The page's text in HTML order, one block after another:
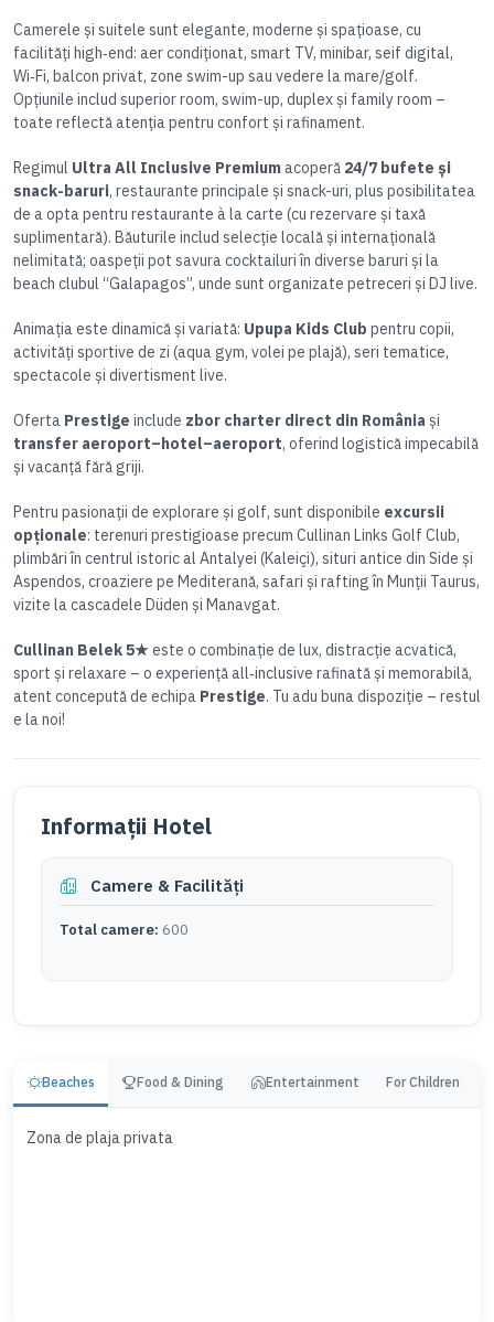
Camerele și suitele sunt elegante, moderne și spațioase, cu
facilități high‑end: aer condiționat, smart TV, minibar, seif digital,
Wi‑Fi, balcon privat, zone swim-up sau vedere la mare/golf.
Opțiunile includ superior room, swim-up, duplex și family room –
toate reflectă atenția pentru confort și rafinament.
Regimul Ultra All Inclusive Premiumacoperă 24/7 bufete și
snack-baruri, restaurante principale și snack-uri, plus posibilitatea
de a opta pentru restaurante à la carte (cu rezervare și taxă
suplimentară). Băuturile includ selecție locală și internațională
nelimitată; oaspeții pot savura cocktailuri în diverse baruri și la
beach clubul “Galapagos”, unde sunt organizate petreceri și DJ live.
Animația este dinamică și variată: Upupa Kids Club pentru copii,
activități sportive de zi (aqua gym, volei pe plajă), seri tematice,
spectacole și divertisment live.
Oferta Prestige include zbor charter direct din România și
transfer aeroport–hotel–aeroport, oferind logistică impecabilă
și vacanță fără griji.
Pentru pasionații de explorare și golf, sunt disponibile excursii
opționale: terenuri prestigioase precum Cullinan Links Golf Club,
plimbări în centrul istoric al Antalyei (Kaleiçi), situri antice din Side și
Aspendos, croaziere pe Mediterană, safari și rafting în Munții Taurus,
vizite la cascadele Düden și Manavgat.
Cullinan Belek 5★este o combinație de lux, distracție acvatică,
sport și relaxare – o experiență all‑inclusive rafinată și memorabilă,
atent concepută de echipa Prestige. Tu adu buna dispoziție – restul
e la noi!
Informații Hotel
Camere & Facilități
Total camere: 600
Beaches Food & Dining Entertainment For Children
Zona de plaja privata